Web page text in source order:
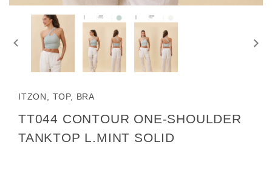
ITZON, TOP, BRA
TT044 CONTOUR ONE-SHOULDER
TANKTOP L.MINT SOLID